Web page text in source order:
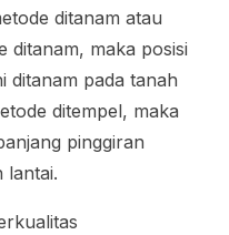
ditanam atau
ditanam, maka posisi
ditanam pada tanah
ditempel, maka
pinggiran
lantai.